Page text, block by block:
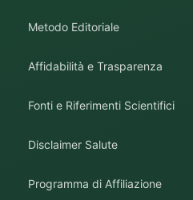
Metodo Editoriale
Affidabilità e Trasparenza
Fonti e Riferimenti Scientifici
Disclaimer Salute
Programma di Affiliazione